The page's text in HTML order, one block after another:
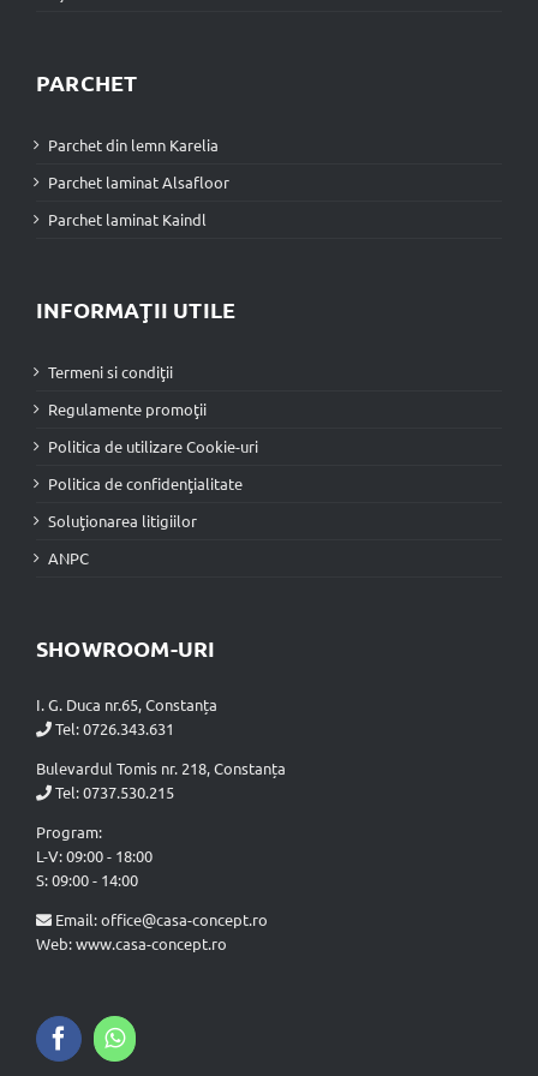
PARCHET
Parchet din lemn Karelia
Parchet laminat Alsafloor
Parchet laminat Kaindl
INFORMAŢII UTILE
Termeni si condiţii
Regulamente promoţii
Politica de utilizare Cookie-uri
Politica de confidenţialitate
Soluţionarea litigiilor
ANPC
SHOWROOM-URI
I. G. Duca nr.65, Constanța
Tel:0726.343.631
Bulevardul Tomis nr. 218, Constanța
Tel:0737.530.215
Program:
L-V: 09:00 - 18:00
S: 09:00 - 14:00
Email:office@casa-concept.ro
Web: www.casa-concept.ro